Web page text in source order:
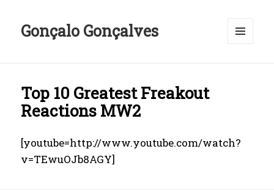
Gonçalo Gonçalves
Top 10 Greatest Freakout
Reactions MW2
[youtube=http://www.youtube.com/watch?
v=TEwuOJb8AGY]